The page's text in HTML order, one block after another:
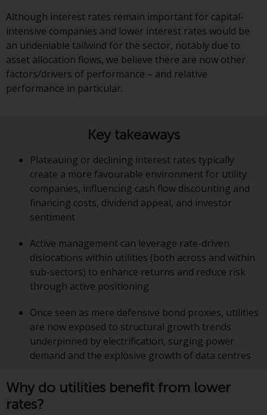
eine globale Website. Auf dieser
Website erwähnte Produkte oder
Dienstleistungen unterliegen
gesetzlichen und behördlichen
Anforderungen und sind
möglicherweise nicht in allen
Produkte oder Dienstleistungen
bestimmter Registrierungen in
relevanten Gerichtsbarkeiten
gemäß den Europäischen
Richtlinien zur Koordinierung von
Gesetzen, Vorschriften und
Verwaltungsvorschriften in Bezug
auf Organismen für gemeinsame
Anlagen in Wertpapieren
(UCITS/OGAW) (Richtlinie
2009/65/EG ) und die Richtlinie
über die Verwalter alternativer
Investmentfonds (Richtlinie
2011/61/EU) sowie die
entsprechenden Regelungen, die
diese Regelungen in britisches
Recht umgesetzt und dann beim
Austritt des Vereinigten
Although interest rates remain important for capital-
intensive companies and lower interest rates would be
an undeniable tailwind for the sector, notably due to
asset allocation flows, we believe there are now other
factors/drivers of performance – and relative
performance in particular.
Key takeaways
Plateauing or declining interest rates typically
create a more favourable environment for utility
companies, influencing cash flow discounting and
financing costs, dividend appeal, and investor
sentiment
Active management can leverage rate-driven
dislocations within utilities (both across and within
sub-sectors) to enhance returns and reduce risk
through active positioning
Once seen as mere defensive bond proxies, utilities
are now exposed to structural growth trends
underpinned by electrification, surging power
demand and the explosive growth of data centres
Why do utilities benefit from lower
rates?